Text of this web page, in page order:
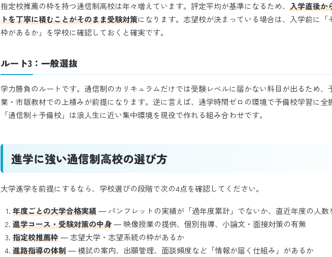
指定校推薦の枠を持つ通信制高校は年々増えています。評定平均が基準になるため、 入学直後か
トを丁寧に積むことがそのまま受験対策になります。志望校が決まっている場合は、入学前に「
枠があるか」を学校に確認しておくと確実です。
ルート3：一般選抜
学力勝負のルートです。通信制のカリキュラムだけでは受験レベルに届かない科目が出るため、
業・市販教材での上積みが前提になります。逆に言えば、通学時間ゼロの環境で予備校学習に全
「通信制＋予備校」は浪人生に近い集中環境を現役で作れる組み合わせです。
進学に強い通信制高校の選び方
大学進学を前提にするなら、学校選びの段階で次の4点を確認してください。
年度ごとの大学合格実績― パンフレットの実績が「過年度累計」でないか、直近年度の人数
進学コース・受験対策の中身― 映像授業の提供、個別指導、小論文・面接対策の有無
指定校推薦枠― 志望大学・志望系統の枠があるか
進路指導の体制― 模試の案内、出願管理、面談頻度など「情報が届く仕組み」があるか